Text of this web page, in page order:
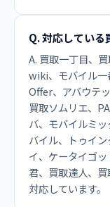
Q. 対応している
A. 買取一丁目、
wiki、モバイル一
Offer、アバウテ
買取ソムリエ、
バ、モバイルミ
バイル、トゥイ
イ、ケータイゴ
君、買取達人、
対応しています。